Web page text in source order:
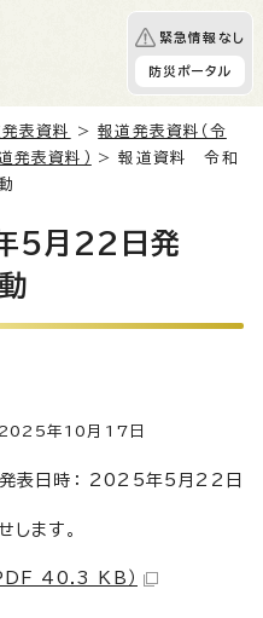
緊急情報なし
防災ポータル
表資料 >報道発表資料（令
発表資料）
> 報道資料 令和
5月22日発
年10月17日
表日時： 2025年5月22日
ます。
40.3 KB）